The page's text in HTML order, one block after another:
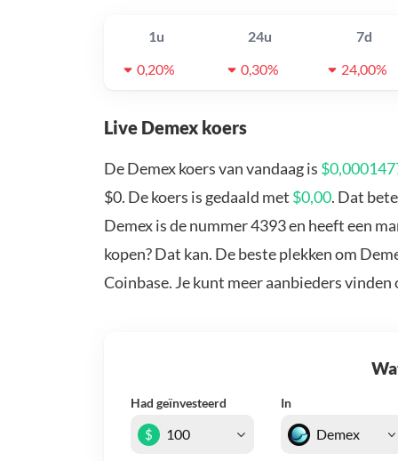
1u 24u
7d
0,20%
0,30% 24,00%
Live Demex koers
De Demex koers van vandaag is
$0. De koers is gedaald met $0,00. Dat
Demex is de nummer 4393 en heeft een
kopen? Dat kan. De beste plekken om
Coinbase. Je kunt meer aanbieders
Had geïnvesteerd In
$